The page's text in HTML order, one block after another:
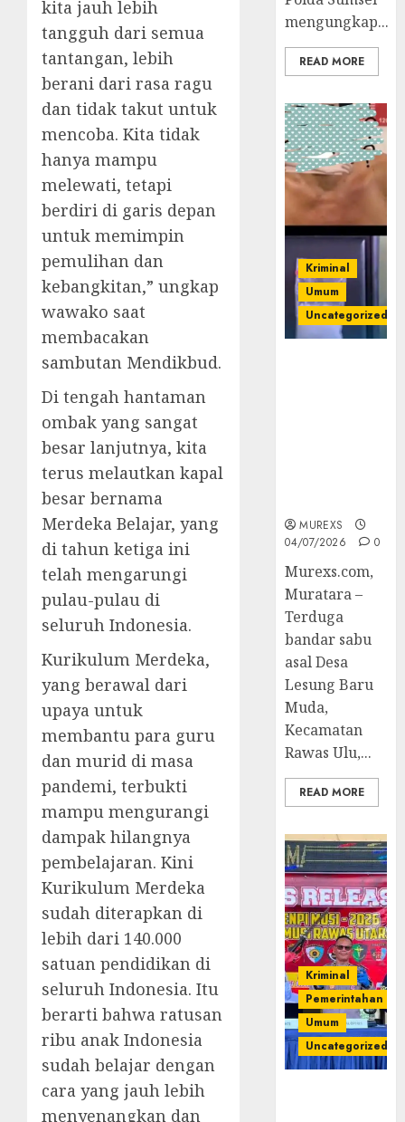
kita jauh lebih
tangguh dari semua
tantangan, lebih
berani dari rasa ragu
dan tidak takut untuk
mencoba. Kita tidak
hanya mampu
melewati, tetapi
berdiri di garis depan
untuk memimpin
pemulihan dan
kebangkitan,” ungkap
wawako saat
membacakan
sambutan Mendikbud.
Di tengah hantaman
ombak yang sangat
besar lanjutnya, kita
terus melautkan kapal
besar bernama
Merdeka Belajar, yang
di tahun ketiga ini
telah mengarungi
pulau-pulau di
seluruh Indonesia.
Kurikulum Merdeka,
yang berawal dari
upaya untuk
membantu para guru
dan murid di masa
pandemi, terbukti
mampu mengurangi
dampak hilangnya
pembelajaran. Kini
Kurikulum Merdeka
sudah diterapkan di
lebih dari 140.000
satuan pendidikan di
seluruh Indonesia. Itu
berarti bahwa ratusan
ribu anak Indonesia
sudah belajar dengan
cara yang jauh lebih
menyenangkan dan
mengungkap...
READ MORE
Kriminal
Umum
Uncategorized
MUREXS
04/07/2026
0
Murexs.com,
Muratara –
Terduga
bandar sabu
asal Desa
Lesung Baru
Muda,
Kecamatan
Rawas Ulu,...
READ MORE
Kriminal
Pemerintahan
Umum
Uncategorized